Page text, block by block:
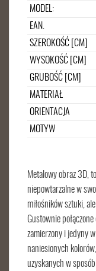
MODEL:
EAN.
SZEROKOŚĆ [CM]
WYSOKOŚĆ [CM]
GRUBOŚĆ [CM]
MATERIAŁ
ORIENTACJA
MOTYW
Metalowy obraz 3D,
niepowtarzalne w
miłośników sztuki,
Gustownie
zamierzony i jedyny
naniesionych
uzyskanych w